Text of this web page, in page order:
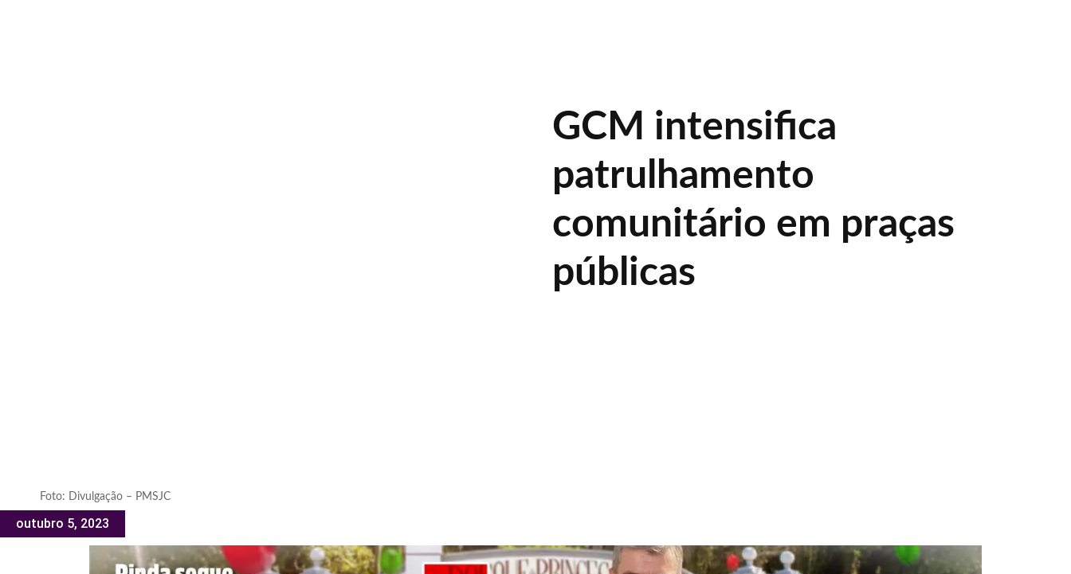
Foto: Divulgação – PMSJC
outubro 5, 2023
GCM intensifica
patrulhamento
comunitário em praças
públicas